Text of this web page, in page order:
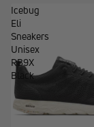
Icebug
Eli
Sneakers
Unisex
RB9X
Black